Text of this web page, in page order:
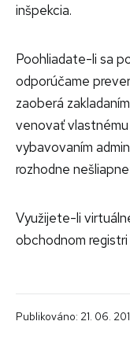
inšpekcia.
Poohliadate-li sa
odporúčame
zaoberá
venovať
vybavovaním
rozhodne
Využijete-li
obchodnom
Publikováno: 21. 06.